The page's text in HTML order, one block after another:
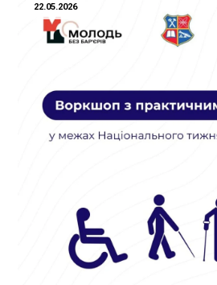
22.05.2026